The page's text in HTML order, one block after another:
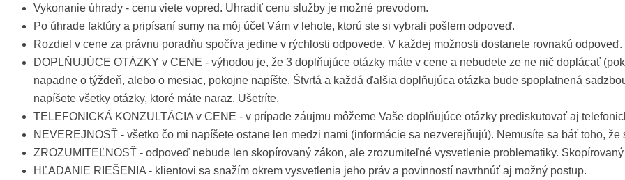
Vykonanie úhrady - cenu viete vopred. Uhradiť cenu služby je možné prevodom.
Po úhrade faktúry a pripísaní sumy na môj účet Vám v lehote, ktorú ste si vybrali pošlem odpoveď.
Rozdiel v cene za právnu poradňu spočíva jedine v rýchlosti odpovede. V každej možnosti dostanete rovnakú odpoveď.
DOPLŇUJÚCE OTÁZKY v CENE - výhodou je, že 3 doplňujúce otázky máte v cene a nebudete ze ne nič doplácať
napadne o týždeň, alebo o mesiac, pokojne napíšte. Štvrtá a každá ďalšia doplňujúca otázka bude spoplatnená
napíšete všetky otázky, ktoré máte naraz. Ušetríte.
TELEFONICKÁ KONZULTÁCIA v CENE - v prípade záujmu môžeme Vaše doplňujúce otázky prediskutovať aj
NEVEREJNOSŤ - všetko čo mi napíšete ostane len medzi nami (informácie sa nezverejňujú). Nemusíte sa báť toho,
ZROZUMITEĽNOSŤ - odpoveď nebude len skopírovaný zákon, ale zrozumiteľné vysvetlenie problematiky.
HĽADANIE RIEŠENIA - klientovi sa snažím okrem vysvetlenia jeho práv a povinností navrhnúť aj možný postup.